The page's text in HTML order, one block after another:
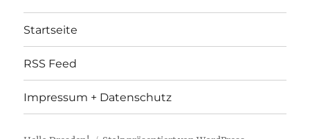
Startseite
RSS Feed
Impressum + Datenschutz